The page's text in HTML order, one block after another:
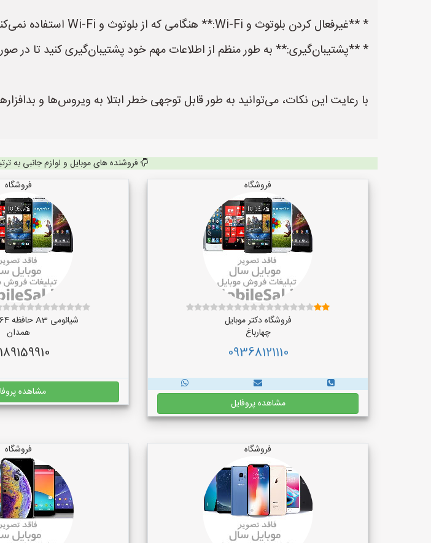
* **غیرفعال کردن بلوتوث و Wi-Fi:** هنگامی که از بلوتوث و Wi-Fi استفاده نمی‌کنید، آن‌ها را خاموش کنید تا از حملات احتمالی جلوگیری شود.
* **پشتیبان‌گیری:** به طور منظم از اطلاعات مهم خود پشتیبان‌گیری کنید تا در
با رعایت این نکات، می‌توانید به طور قابل توجهی خطر ابتلا به ویروس‌ها و
فروشنده های موبایل و لوازم جانبی به
فروشگاه
فروشگاه دکتر موبایل
چهارباغ
09368121110
مشاهده پروفایل
فروشگاه
شیائومی A3 حافظه 64 و 128 گیگ
همدان
مشاهده
فروشگاه فروشگاه